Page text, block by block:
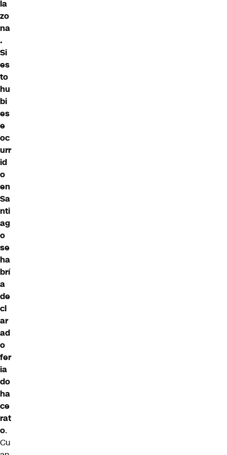
la
zo
na
.
Si
es
to
hu
bi
es
e
oc
urr
id
o
en
Sa
nti
ag
o
se
ha
brí
a
de
cl
ar
ad
o
fer
ia
do
ha
ce
rat
o.
Cu